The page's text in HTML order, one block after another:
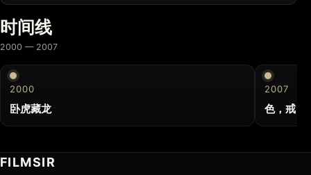
时间线
2000 — 2007
2000
卧虎藏龙
2007
色，戒
FILMSIR